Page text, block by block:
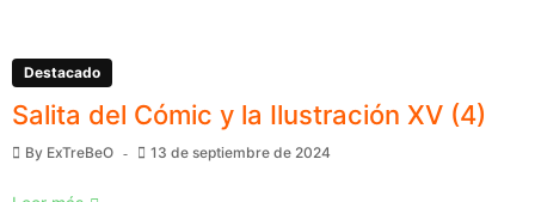
Destacado
Salita del Cómic y la Ilustración XV (4)
By ExTreBeO 13 de septiembre de 2024